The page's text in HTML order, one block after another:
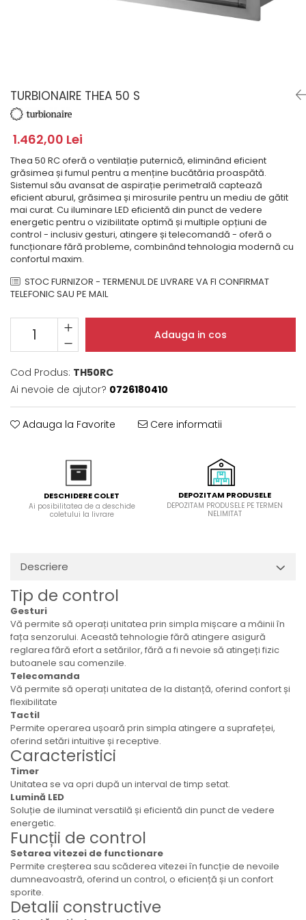
minibaruri incorporabile
Cu montare pe perete
Hote cu montare in blat
Hote cu montare pe colt
Hote tip insula
Incorporate
Integrate in tavan
Masini de spalat vase
Complet incorporabile
Partial incorporabile
Plite
Ceramica
Domino( seturi modulare)
Electrice
Gaz
Inductie
Mixte
Plite cu hota integrata
Vitrine frigorifice si minibaruri
Pachete chiuvete si baterii
TURBIONAIRE THEA 50 S
1.462,00 Lei
Thea 50 RC oferă o ventilație puternică, eliminând eficient
grăsimea și fumul pentru a menține bucătăria proaspătă.
Sistemul său avansat de aspirație perimetrală captează
eficient aburul, grăsimea și mirosurile pentru un mediu de gătit
mai curat. Cu iluminare LED eficientă din punct de vedere
energetic pentru o vizibilitate optimă și multiple opțiuni de
control - inclusiv gesturi, atingere și telecomandă - oferă o
funcționare fără probleme, combinând tehnologia modernă cu
confortul maxim.
STOC FURNIZOR - TERMENUL DE LIVRARE VA FI CONFIRMAT
TELEFONIC SAU PE MAIL
Adauga in cos
Cod Produs: TH50RC
Ai nevoie de ajutor? 0726180410
Adauga la Favorite Cere informatii
DESCHIDERE COLET
Ai posibilitatea de a deschide
coletului la livrare
DEPOZITAM PRODUSELE
DEPOZITAM PRODUSELE PE TERMEN
NELIMITAT
Descriere
Tip de control
Gesturi
Vă permite să operați unitatea prin simpla mișcare a mâinii în
fața senzorului. Această tehnologie fără atingere asigură
reglarea fără efort a setărilor, fără a fi nevoie să atingeți fizic
butoanele sau comenzile.
Telecomanda
Vă permite să operați unitatea de la distanță, oferind confort și
flexibilitate
Tactil
Permite operarea ușoară prin simpla atingere a suprafeței,
oferind setări intuitive și receptive.
Caracteristici
Timer
Unitatea se va opri după un interval de timp setat.
Lumină LED
Soluție de iluminat versatilă și eficientă din punct de vedere
energetic.
Funcții de control
Setarea vitezei de functionare
Permite creșterea sau scăderea vitezei în funcție de nevoile
dumneavoastră, oferind un control, o eficiență și un confort
sporite.
Detalii constructive